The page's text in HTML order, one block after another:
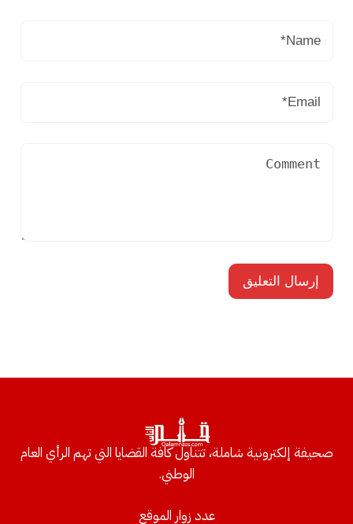
صحيفة إلكترونية شاملة، تتناول كافة القضايا التي تهم الرأي العام
الوطني.
عدد زوار الموقع